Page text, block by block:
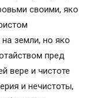
своими, яко
земли, но яко
пред
вере и чистоте
и нечистоты,